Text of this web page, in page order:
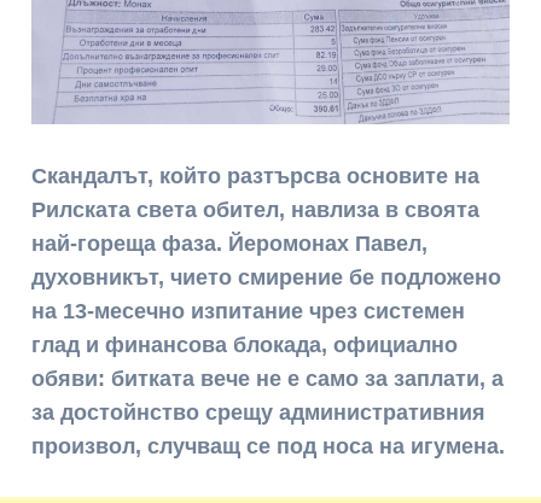
Скандалът, който разтърсва основите на
Рилската света обител, навлиза в своята
най-гореща фаза. Йеромонах Павел,
духовникът, чието смирение бе подложено
на 13-месечно изпитание чрез системен
глад и финансова блокада, официално
обяви: битката вече не е само за заплати, а
за достойнство срещу административния
произвол, случващ се под носа на игумена.